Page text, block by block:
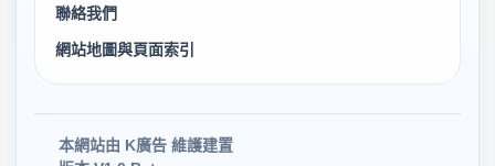
聯絡我們
網站地圖與頁面索引
本網站由 K廣告 維護建置